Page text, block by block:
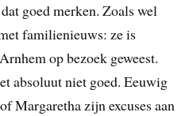
goed merken. Zoals wel
familienieuws: ze is
op bezoek geweest.
absoluut niet goed. Eeuwig
Margaretha zijn excuses aan